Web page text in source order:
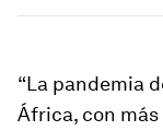
“La pandemia
África, con más